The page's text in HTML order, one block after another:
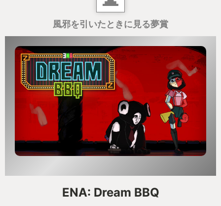
どちらの腕にどんな特殊能力を付与するか、そして
能力を重ねて育てるか、これもまた重要な要素にな
ります。
ですがご注意を、ボス達も"同じように"ステージ攻略
をしています
後半にすごい数の残機を抱えて両手に様々な特殊能
力を携えたフルアーマーユニコーンガンダムみてぇ
なボスが現れた時には、組み合わせ次第で下手すれ
ばラスボスよりもキツいかも知れません。
残機8のボスがでたときには変な笑いがでました。
こちらも適切な強化を狙い、対抗できる準備を進め
じゃあオジサン右腕に能力集中させて最強戦士にな
風邪を引いたときに見る夢賞
ENA: Dream BBQ